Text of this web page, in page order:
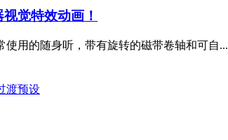
觉特效动画！
用的随身听，带有旋转的磁带卷轴和可自...